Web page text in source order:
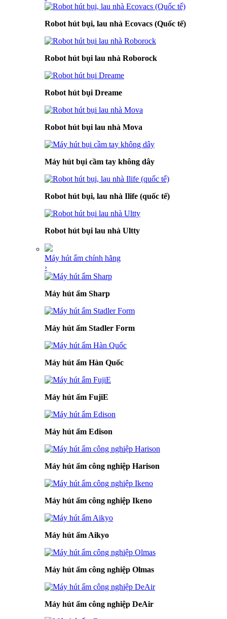
Robot hút bụi, lau nhà Ecovacs (Quốc tế)
Robot hút bụi lau nhà Roborock
Robot hút bụi Dreame
Robot hút bụi lau nhà Mova
Máy hút bụi cầm tay không dây
Robot hút bụi, lau nhà Ilife (quốc tế)
Robot hút bụi lau nhà Ultty
Máy hút ẩm chính hãng
›
Máy hút ẩm Sharp
Máy hút ẩm Stadler Form
Máy hút ẩm Hàn Quốc
Máy hút ẩm FujiE
Máy hút ẩm Edison
Máy hút ẩm công nghiệp Harison
Máy hút ẩm công nghiệp Ikeno
Máy hút ẩm Aikyo
Máy hút ẩm công nghiệp Olmas
Máy hút ẩm công nghiệp DeAir